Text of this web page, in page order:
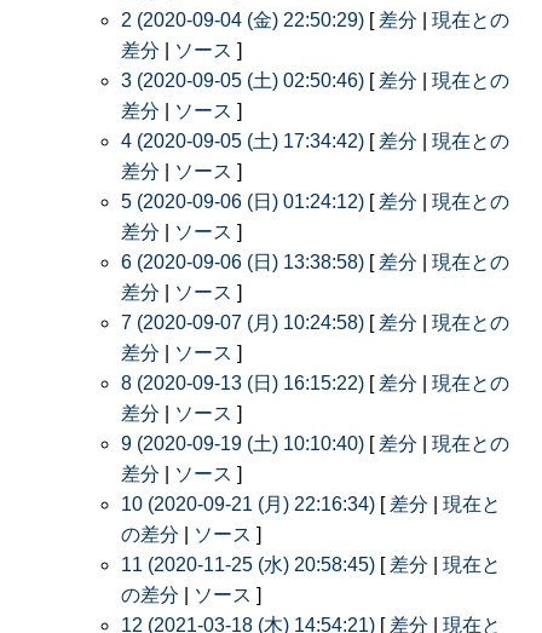
2 (2020-09-04 (金) 22:50:29) [ 差分
現在との
差分
ソース ]
3 (2020-09-05 (土) 02:50:46) [ 差分
現在との
差分
ソース ]
4 (2020-09-05 (土) 17:34:42) [ 差分
現在との
差分
ソース ]
5 (2020-09-06 (日) 01:24:12) [ 差分
現在との
差分
ソース ]
6 (2020-09-06 (日) 13:38:58) [ 差分
現在との
差分
ソース ]
7 (2020-09-07 (月) 10:24:58) [ 差分
現在との
差分
ソース ]
8 (2020-09-13 (日) 16:15:22) [ 差分
現在との
差分
ソース ]
9 (2020-09-19 (土) 10:10:40) [ 差分
現在との
差分
ソース ]
10 (2020-09-21 (月) 22:16:34) [ 差分
現在と
の差分
ソース ]
11 (2020-11-25 (水) 20:58:45) [ 差分
現在と
の差分
ソース ]
12 (2021-03-18 (木) 14:54:21) [ 差分
現在と